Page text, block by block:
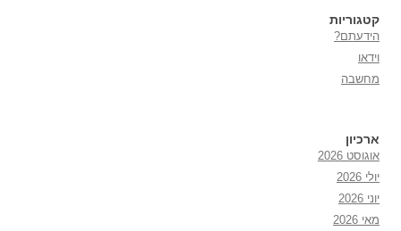
קטגוריות
הידעתם?
וידאו
מחשבה
ארכיון
אוגוסט 2026
יולי 2026
יוני 2026
מאי 2026